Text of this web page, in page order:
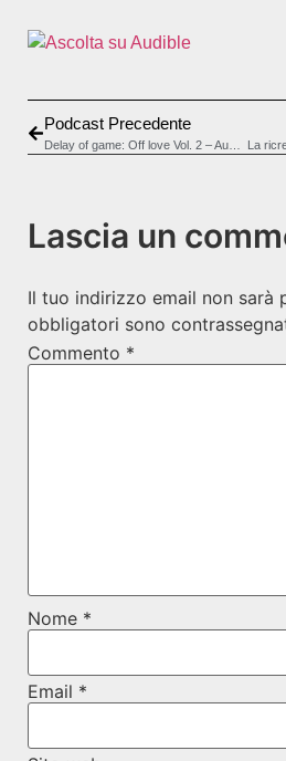
Podcast Precedente
Lascia un
Il tuo indirizzo email non sarà
obbligatori sono
Commento *
Nome *
Email *